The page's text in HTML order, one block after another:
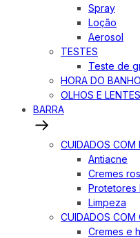
Spray
Loção
Aerosol
TESTES
Teste de
HORA DO BANHO
OLHOS E LENTES
BARRA
CUIDADOS COM
Antiacne
Cremes
Protetores
Limpeza
CUIDADOS COM
Cremes e